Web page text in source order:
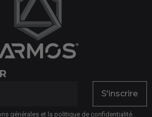
S'inscrire
générales et la politique de confidentialité.